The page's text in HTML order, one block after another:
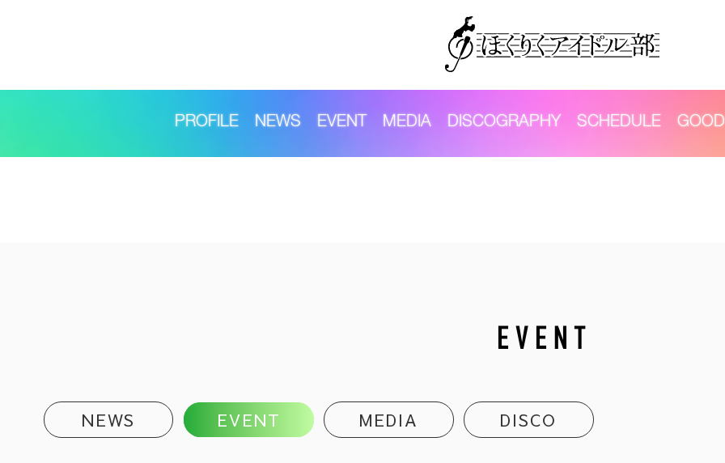
PROFILE NEWS EVENT MEDIA DISCOGRAPHY SCHEDULE
EVENT
NEWS EVENT MEDIA DISCO